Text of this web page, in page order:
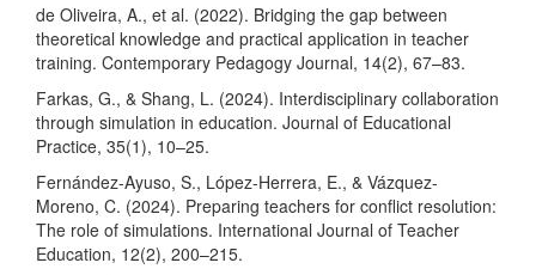
de Oliveira, A., et al. (2022). Bridging the gap between
theoretical knowledge and practical application in teacher
training. Contemporary Pedagogy Journal, 14(2), 67–83.
Farkas, G., & Shang, L. (2024). Interdisciplinary collaboration
through simulation in education. Journal of Educational
Practice, 35(1), 10–25.
Fernández-Ayuso, S., López-Herrera, E., & Vázquez-
Moreno, C. (2024). Preparing teachers for conflict resolution:
The role of simulations. International Journal of Teacher
Education, 12(2), 200–215.